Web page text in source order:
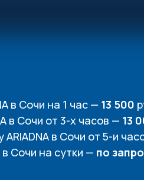
в Сочи на 1 час — 13 500
в Сочи от 3-х часов — 13
в Сочи от 5-и
в Сочи на сутки — по